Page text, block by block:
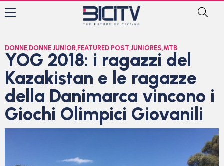
DONNE, DONNE JUNIOR, FEATURED POST,JUNIORES,MTB
YOG 2018: i ragazzi del
Kazakistan e le ragazze
della Danimarca vincono i
Giochi Olimpici Giovanili